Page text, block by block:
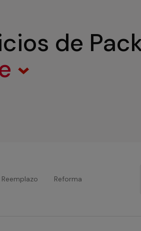
de
Reemplazo Reforma